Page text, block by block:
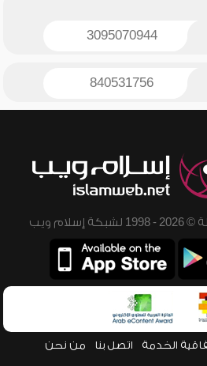
3095070944
840531756
ويب
الخدمة اتصل بنا من نحن